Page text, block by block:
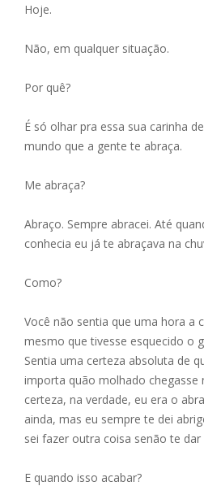
Hoje.
Não, em qualquer situação.
Por quê?
É só olhar pra essa sua carinha
mundo que a gente te abraça.
Me abraça?
Abraço. Sempre abracei. Até
conhecia eu já te abraçava na
Como?
Você não sentia que uma hora a
mesmo que tivesse esquecido o
Sentia uma certeza absoluta de
importa quão molhado chegasse
certeza, na verdade, eu era o
ainda, mas eu sempre te dei
sei fazer outra coisa senão te dar
E quando isso acabar?